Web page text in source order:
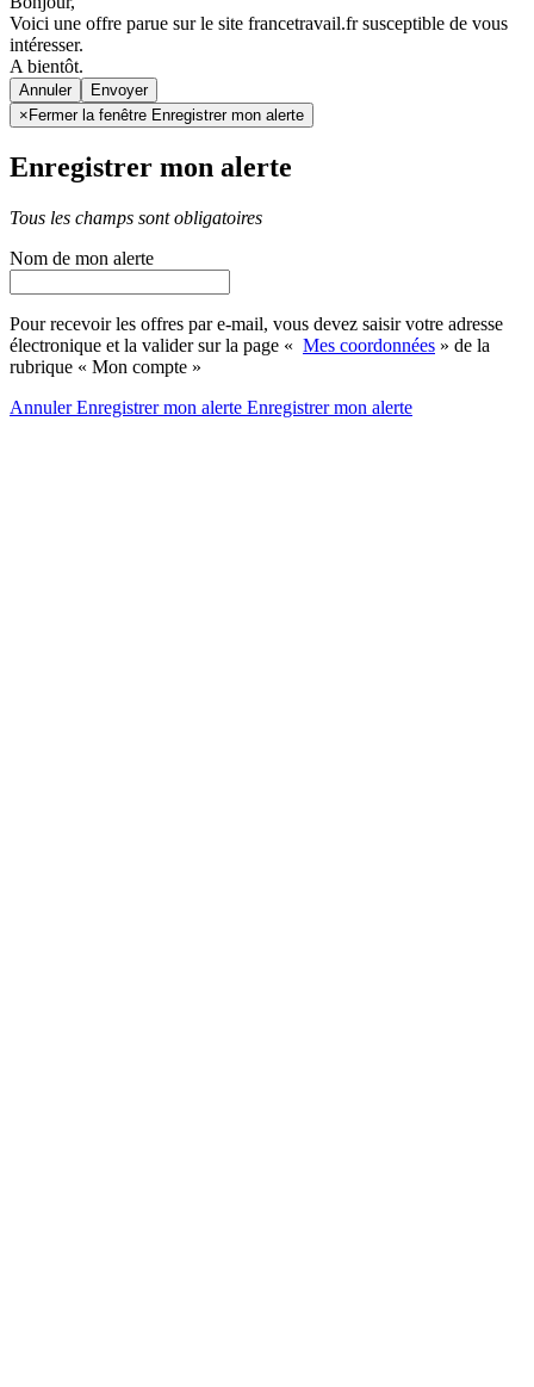
Voici une offre parue sur le site francetravail.fr susceptible de vous
intéresser.
A bientôt.
Annuler
× Fermer la fenêtre Enregistrer mon alerte
Enregistrer mon alerte
Tous les champs sont obligatoires
Nom de mon alerte
Pour recevoir les offres par e-mail, vous devez saisir votre adresse
électronique et la valider sur la page « Mes coordonnées » de la
rubrique « Mon compte »
AnnulerEnregistrer mon alerte Enregistrermon alerte